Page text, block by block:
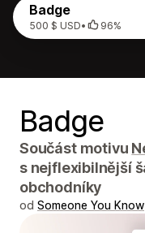
Badge
500 $ USD• 96%
Badge
Součást motivu
s nejflexibilnější
obchodníky
od Someone You Know